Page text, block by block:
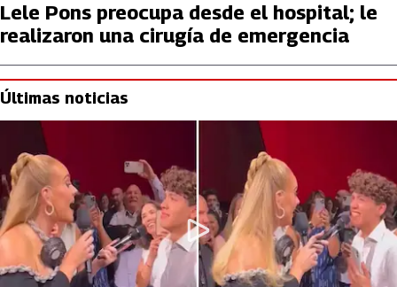
Lele Pons preocupa desde el hospital; le
realizaron una cirugía de emergencia
Últimas noticias